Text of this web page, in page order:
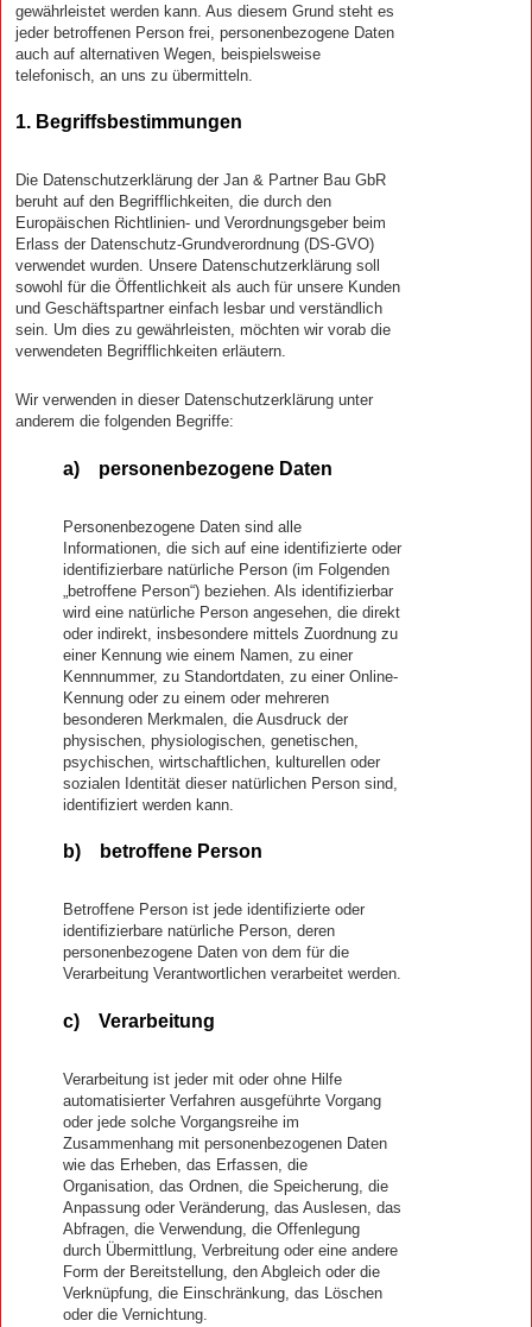
gewährleistet werden kann. Aus diesem Grund steht es
jeder betroffenen Person frei, personenbezogene Daten
auch auf alternativen Wegen, beispielsweise
telefonisch, an uns zu übermitteln.
1. Begriffsbestimmungen
Die Datenschutzerklärung der Jan & Partner Bau GbR
beruht auf den Begrifflichkeiten, die durch den
Europäischen Richtlinien- und Verordnungsgeber beim
Erlass der Datenschutz-Grundverordnung (DS-GVO)
verwendet wurden. Unsere Datenschutzerklärung soll
sowohl für die Öffentlichkeit als auch für unsere Kunden
und Geschäftspartner einfach lesbar und verständlich
sein. Um dies zu gewährleisten, möchten wir vorab die
verwendeten Begrifflichkeiten erläutern.
Wir verwenden in dieser Datenschutzerklärung unter
anderem die folgenden Begriffe:
a) personenbezogene Daten
Personenbezogene Daten sind alle
Informationen, die sich auf eine identifizierte oder
identifizierbare natürliche Person (im Folgenden
„betroffene Person“) beziehen. Als identifizierbar
wird eine natürliche Person angesehen, die direkt
oder indirekt, insbesondere mittels Zuordnung zu
einer Kennung wie einem Namen, zu einer
Kennnummer, zu Standortdaten, zu einer Online-
Kennung oder zu einem oder mehreren
besonderen Merkmalen, die Ausdruck der
physischen, physiologischen, genetischen,
psychischen, wirtschaftlichen, kulturellen oder
sozialen Identität dieser natürlichen Person sind,
identifiziert werden kann.
b) betroffene Person
Betroffene Person ist jede identifizierte oder
identifizierbare natürliche Person, deren
personenbezogene Daten von dem für die
Verarbeitung Verantwortlichen verarbeitet werden.
c) Verarbeitung
Verarbeitung ist jeder mit oder ohne Hilfe
automatisierter Verfahren ausgeführte Vorgang
oder jede solche Vorgangsreihe im
Zusammenhang mit personenbezogenen Daten
wie das Erheben, das Erfassen, die
Organisation, das Ordnen, die Speicherung, die
Anpassung oder Veränderung, das Auslesen, das
Abfragen, die Verwendung, die Offenlegung
durch Übermittlung, Verbreitung oder eine andere
Form der Bereitstellung, den Abgleich oder die
Verknüpfung, die Einschränkung, das Löschen
oder die Vernichtung.